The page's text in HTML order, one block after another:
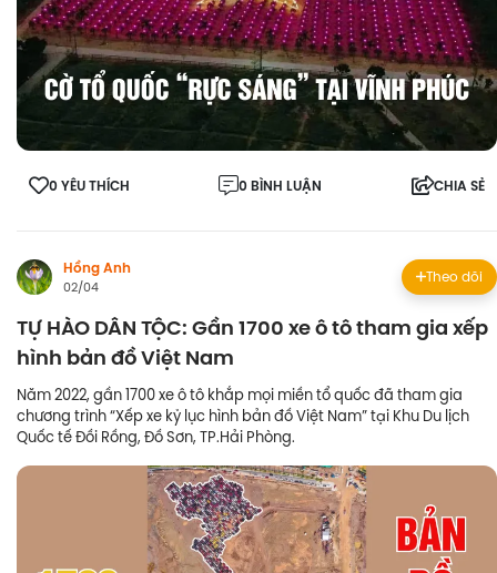
0 YÊU THÍCH 0 BÌNH LUẬN CHIA SẺ
Hồng Anh
02/04
Theo dõi
TỰ HÀO DÂN TỘC: Gần 1700 xe ô tô tham gia xếp
hình bản đồ Việt Nam
Năm 2022, gần 1700 xe ô tô khắp mọi miền tổ quốc đã tham gia
chương trình “Xếp xe kỷ lục hình bản đồ Việt Nam” tại Khu Du lịch
Quốc tế Đồi Rồng, Đồ Sơn, TP.Hải Phòng.